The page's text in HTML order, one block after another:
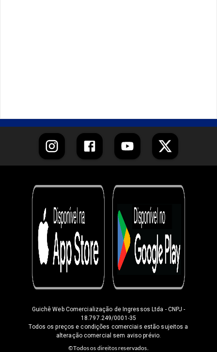
Guichê Web Comercialização de Ingressos Ltda - CNPJ -
18.797.249/0001-35
Todos os preços e condições comerciais estão sujeitos a
alteração comercial sem aviso prévio.
©Todos os direitos reservados.